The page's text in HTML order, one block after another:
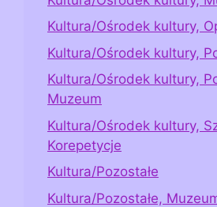
Kultura/Ośrodek kultury,
Kultura/Ośrodek kultury,
Kultura/Ośrodek kultury,
Muzeum
Kultura/Ośrodek kultury,
Korepetycje
Kultura/Pozostałe
Kultura/Pozostałe,